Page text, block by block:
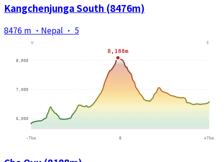
Kangchenjunga South (8476m)
8476 m · Nepal · 5